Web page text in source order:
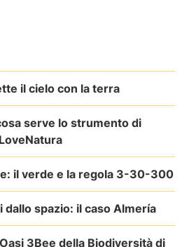
il cielo con la terra
serve lo strumento di
il verde e la regola 3-30-300
dallo spazio: il caso Almería
3Bee della Biodiversità di